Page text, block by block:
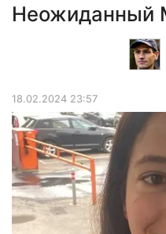
Неожиданный
18.02.2024 23:57